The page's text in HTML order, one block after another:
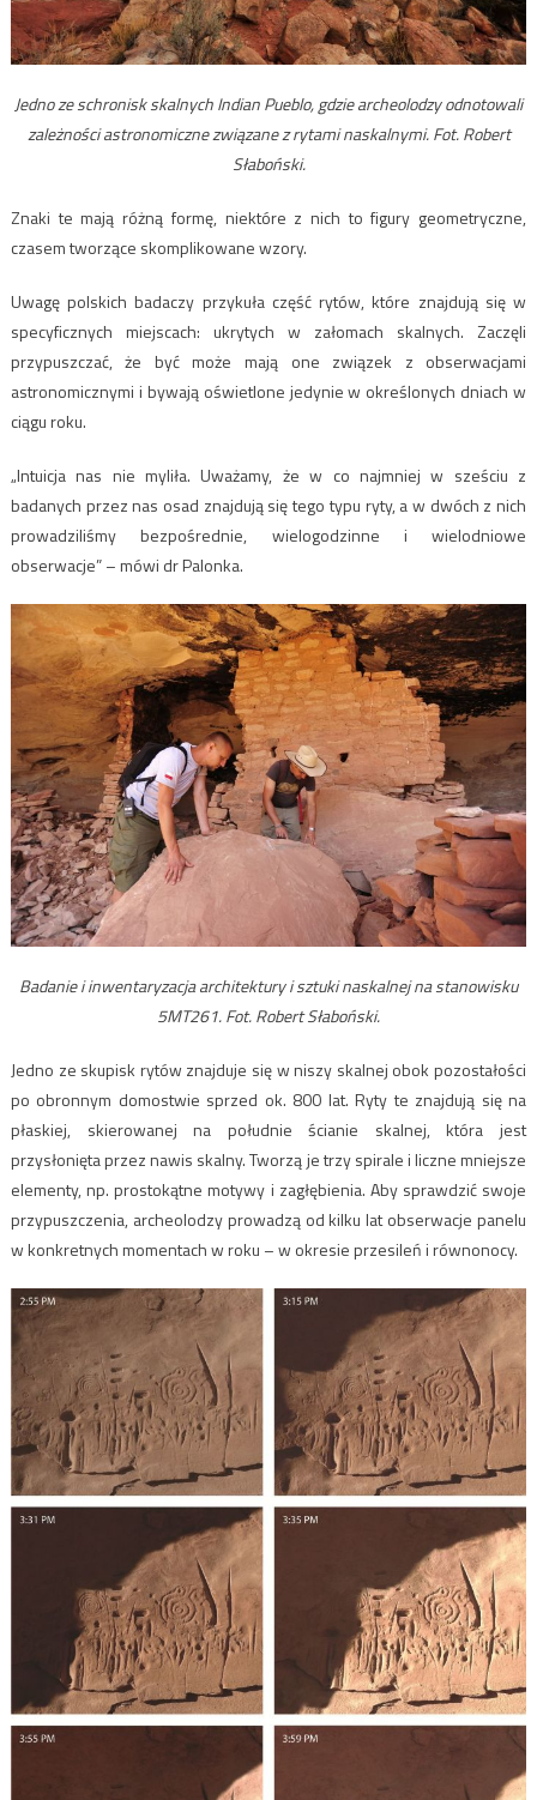
Jedno ze schronisk skalnych Indian Pueblo, gdzie archeolodzy odnotowali
zależności astronomiczne związane z rytami naskalnymi. Fot. Robert
Słaboński.
Znaki te mają różną formę, niektóre z nich to figury geometryczne,
czasem tworzące skomplikowane wzory.
Uwagę polskich badaczy przykuła część rytów, które znajdują się w
specyficznych miejscach: ukrytych w załomach skalnych. Zaczęli
przypuszczać, że być może mają one związek z obserwacjami
astronomicznymi i bywają oświetlone jedynie w określonych dniach w
ciągu roku.
„Intuicja nas nie myliła. Uważamy, że w co najmniej w sześciu z
badanych przez nas osad znajdują się tego typu ryty, a w dwóch z nich
prowadziliśmy bezpośrednie, wielogodzinne i wielodniowe
obserwacje” – mówi dr Palonka.
Badanie i inwentaryzacja architektury i sztuki naskalnej na stanowisku
5MT261. Fot. Robert Słaboński.
Jedno ze skupisk rytów znajduje się w niszy skalnej obok pozostałości
po obronnym domostwie sprzed ok. 800 lat. Ryty te znajdują się na
płaskiej, skierowanej na południe ścianie skalnej, która jest
przysłonięta przez nawis skalny. Tworzą je trzy spirale i liczne mniejsze
elementy, np. prostokątne motywy i zagłębienia. Aby sprawdzić swoje
przypuszczenia, archeolodzy prowadzą od kilku lat obserwacje panelu
w konkretnych momentach w roku – w okresie przesileń i równonocy.